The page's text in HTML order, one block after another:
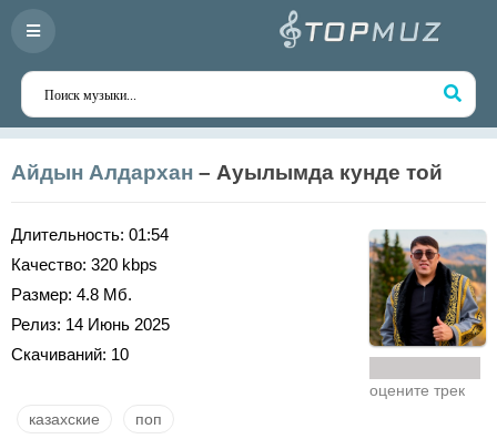
Айдын Алдархан – Ауылымда кунде той
Длительность: 01:54
Качество: 320 kbps
Размер: 4.8 Мб.
Релиз: 14 Июнь 2025
Скачиваний: 10
оцените трек
казахские поп